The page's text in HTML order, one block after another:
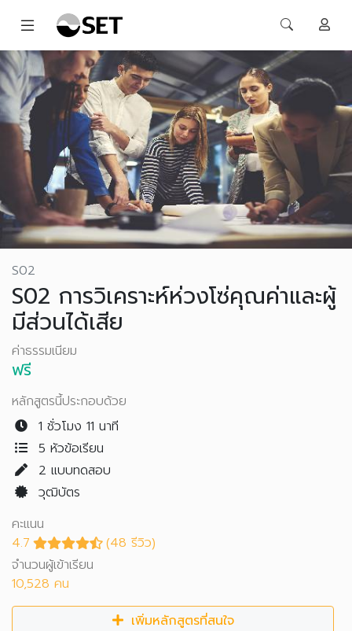
S02
S02 การวิเคราะห์ห่วงโซ่คุณค่าและผู้
มีส่วนได้เสีย
ค่าธรรมเนียม
ฟรี
หลักสูตรนี้ประกอบด้วย
1 ชั่วโมง 11 นาที
5 หัวข้อเรียน
2 แบบทดสอบ
วุฒิบัตร
คะแนน
4.7
(48 รีวิว)
จำนวนผู้เข้าเรียน
10,528 คน
เพิ่มหลักสูตรที่สนใจ